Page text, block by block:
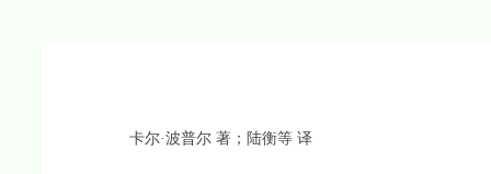
卡尔·波普尔 著；陆衡等 译